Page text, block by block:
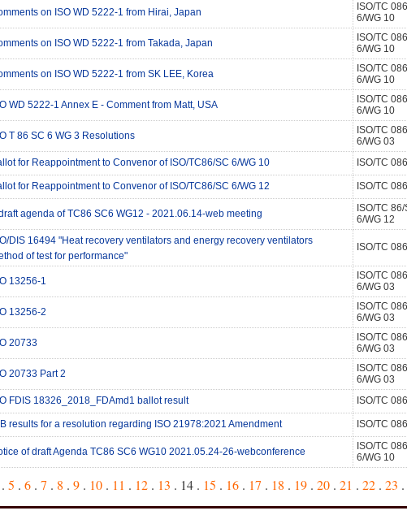
on ISO WD 5222-1 from Hirai, Japan
ISO/TC
6/WG 10
on ISO WD 5222-1 from Takada, Japan
ISO/TC
6/WG 10
on ISO WD 5222-1 from SK LEE, Korea
ISO/TC
6/WG 10
WD 5222-1 Annex E - Comment from Matt, USA
ISO/TC
6/WG 10
T 86 SC 6 WG 3 Resolutions
ISO/TC
6/WG 03
for Reappointment to Convenor of ISO/TC86/SC 6/WG 10 ISO/TC
for Reappointment to Convenor of ISO/TC86/SC 6/WG 12 ISO/TC
agenda of TC86 SC6 WG12 - 2021.06.14-web meeting
ISO/TC 86/
6/WG 12
DIS 16494 "Heat recovery ventilators and energy recovery ventilators 
of test for performance"
ISO/TC
13256-1
ISO/TC
6/WG 03
13256-2
ISO/TC
6/WG 03
20733
ISO/TC
6/WG 03
20733 Part 2
ISO/TC
6/WG 03
FDIS 18326_2018_FDAmd1 ballot result ISO/TC
results for a resolution regarding ISO 21978:2021 Amendment ISO/TC
of draft Agenda TC86 SC6 WG10 2021.05.24-26-webconference
ISO/TC
6/WG 10
5 . 6. 7 . 8 . 9. 10. 11 . 12. 13 . 14 . 15 . 16. 17 . 18 . 19. 20. 21 . 22. 23 .